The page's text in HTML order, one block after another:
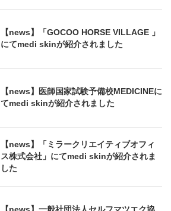
【news】「GOCOO HORSE VILLAGE 」
にてmedi skinが紹介されました
【news】医師国家試験予備校MEDICINEに
てmedi skinが紹介されました
【news】「ミラークリエイティブオフィ
ス株式会社」にてmedi skinが紹介されま
した